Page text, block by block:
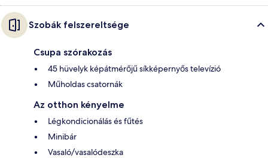
Szobák felszereltsége
Csupa szórakozás
45 hüvelyk képátmérőjű síkképernyős televízió
Műholdas csatornák
Az otthon kényelme
Légkondicionálás és fűtés
Minibár
Vasaló/vasalódeszka